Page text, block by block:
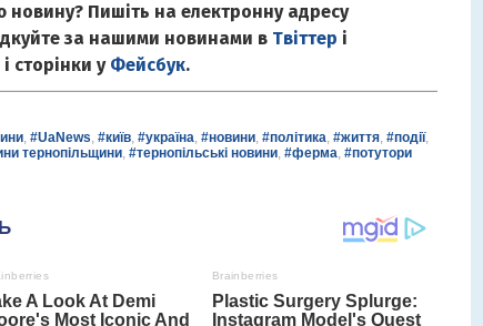
Пишіть на електронну адресу
за нашими новинами в Твіттер і
сторінки у Фейсбук.
, #UaNews, #київ, #україна, #новини, #політика, #життя, #події,
тернопільщини, #тернопільські новини, #ферма, #потутори